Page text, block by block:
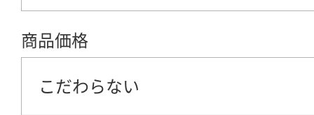
商品価格
こだわらない